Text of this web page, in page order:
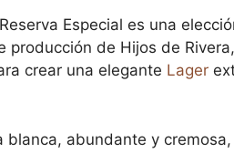
Especial es una
de Hijos de
crear una elegante Lager
abundante y